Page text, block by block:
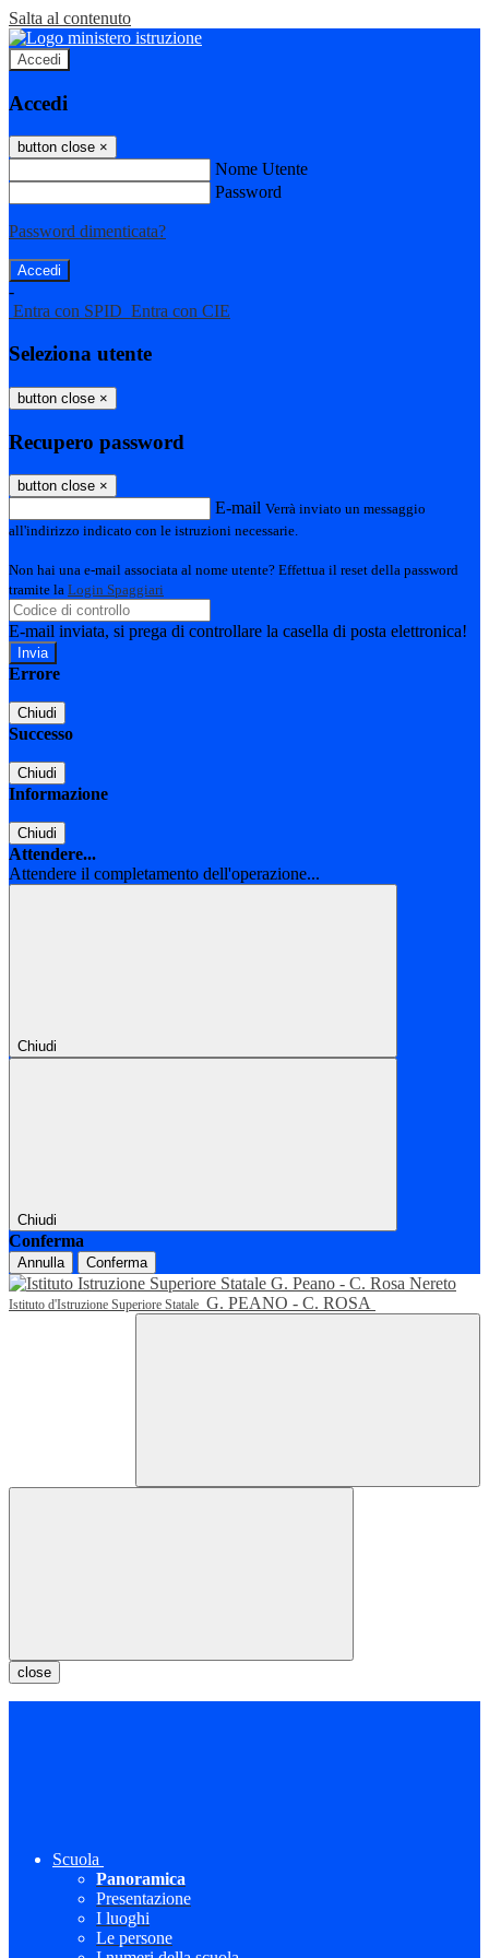
Salta al contenuto
Accedi
Accedi
button close ×
Nome Utente
Password
Password dimenticata?
-
Entra con SPID Entra con CIE
Seleziona utente
button close ×
Recupero password
button close ×
E-mail Verrà inviato un messaggio
all'indirizzo indicato con le istruzioni necessarie.
Non hai una e-mail associata al nome utente? Effettua il reset della password
tramite la Login Spaggiari
E-mail inviata, si prega di controllare la casella di posta elettronica!
Errore
Chiudi
Successo
Chiudi
Informazione
Chiudi
Attendere...
Attendere il completamento dell'operazione...
Chiudi
Chiudi
Conferma
Annulla Conferma
Istituto d'Istruzione Superiore Statale G. PEANO - C. ROSA
close
Scuola
Panoramica
Presentazione
I luoghi
Le persone